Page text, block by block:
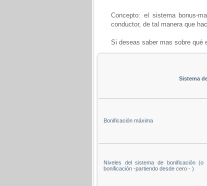
Concepto: el sistema bonus-
conductor, de tal manera que
Si deseas saber mas sobre qué
Sistema
Bonificación máxima
Niveles del sistema de bonificación
bonificación -partiendo desde cero - )